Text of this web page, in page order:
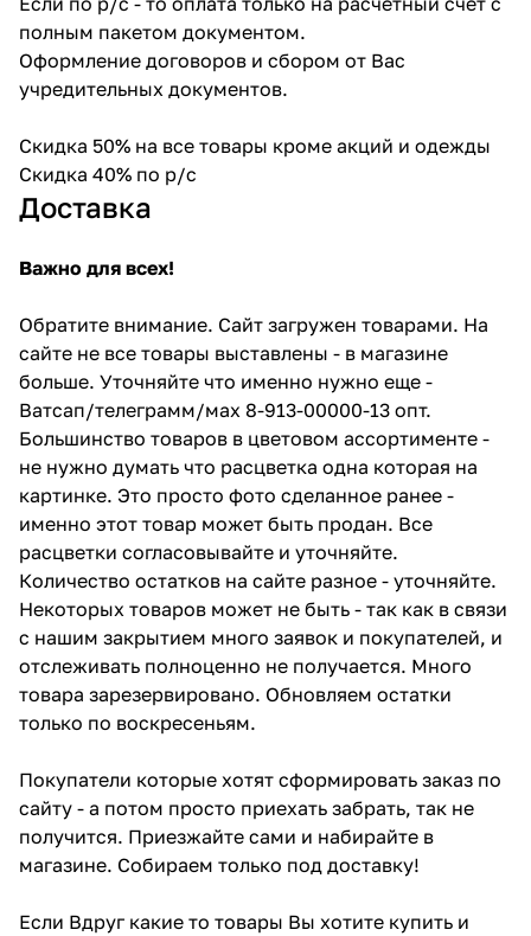
полным пакетом документом.
Оформление договоров и сбором от Вас
учредительных документов.
Скидка 50% на все товары кроме акций и одежды
Скидка 40% по р/с
Доставка
Важно для всех!
Обратите внимание. Сайт загружен товарами. На
сайте не все товары выставлены - в магазине
больше. Уточняйте что именно нужно еще -
Ватсап/телеграмм/мах 8-913-00000-13 опт.
Большинство товаров в цветовом ассортименте -
не нужно думать что расцветка одна которая на
картинке. Это просто фото сделанное ранее -
именно этот товар может быть продан. Все
расцветки согласовывайте и уточняйте.
Количество остатков на сайте разное - уточняйте.
Некоторых товаров может не быть - так как в связи
с нашим закрытием много заявок и покупателей, и
отслеживать полноценно не получается. Много
товара зарезервировано. Обновляем остатки
только по воскресеньям.
Покупатели которые хотят сформировать заказ по
сайту - а потом просто приехать забрать, так не
получится. Приезжайте сами и набирайте в
магазине. Собираем только под доставку!
Если Вдруг какие то товары Вы хотите купить и